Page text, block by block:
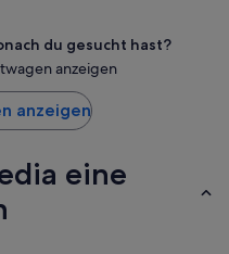
du gesucht hast?
anzeigen
anzeigen
eine